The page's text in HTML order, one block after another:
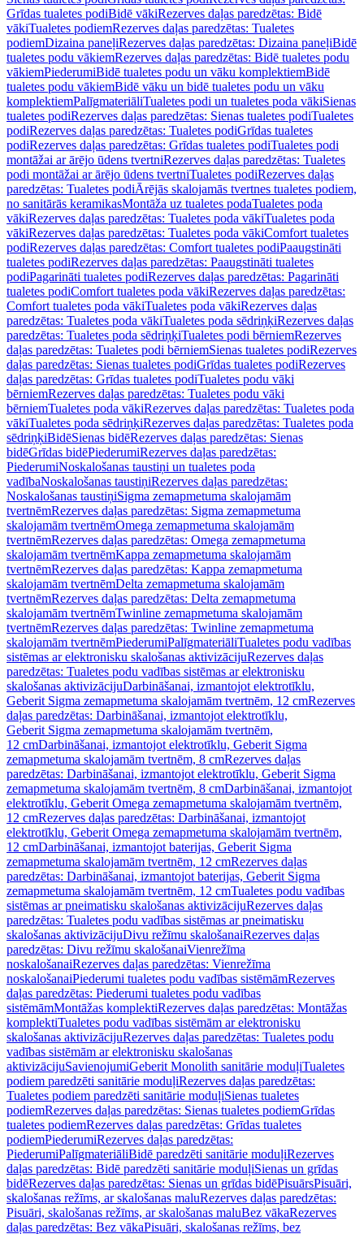
Grīdas tualetes podiBidē vākiRezerves daļas paredzētas: Bidē
vākiTualetes podiemRezerves daļas paredzētas: Tualetes
podiemDizaina paneļiRezerves daļas paredzētas: Dizaina paneļiBidē
tualetes podu vākiemRezerves daļas paredzētas: Bidē tualetes podu
vākiemPiederumiBidē tualetes podu un vāku komplektiemBidē
tualetes podu vākiemBidē vāku un bidē tualetes podu un vāku
komplektiemPalīgmateriāliTualetes podi un tualetes poda vākiSienas
tualetes podiRezerves daļas paredzētas: Sienas tualetes podiTualetes
podiRezerves daļas paredzētas: Tualetes podiGrīdas tualetes
podiRezerves daļas paredzētas: Grīdas tualetes podiTualetes podi
montāžai ar ārējo ūdens tvertniRezerves daļas paredzētas: Tualetes
podi montāžai ar ārējo ūdens tvertniTualetes podiRezerves daļas
paredzētas: Tualetes podiĀrējās skalojamās tvertnes tualetes podiem,
no sanitārās keramikasMontāža uz tualetes podaTualetes poda
vākiRezerves daļas paredzētas: Tualetes poda vākiTualetes poda
vākiRezerves daļas paredzētas: Tualetes poda vākiComfort tualetes
podiRezerves daļas paredzētas: Comfort tualetes podiPaaugstināti
tualetes podiRezerves daļas paredzētas: Paaugstināti tualetes
podiPagarināti tualetes podiRezerves daļas paredzētas: Pagarināti
tualetes podiComfort tualetes poda vākiRezerves daļas paredzētas:
Comfort tualetes poda vākiTualetes poda vākiRezerves daļas
paredzētas: Tualetes poda vākiTualetes poda sēdriņķiRezerves daļas
paredzētas: Tualetes poda sēdriņķiTualetes podi bērniemRezerves
daļas paredzētas: Tualetes podi bērniemSienas tualetes podiRezerves
daļas paredzētas: Sienas tualetes podiGrīdas tualetes podiRezerves
daļas paredzētas: Grīdas tualetes podiTualetes podu vāki
bērniemRezerves daļas paredzētas: Tualetes podu vāki
bērniemTualetes poda vākiRezerves daļas paredzētas: Tualetes poda
vākiTualetes poda sēdriņķiRezerves daļas paredzētas: Tualetes poda
sēdriņķiBidēSienas bidēRezerves daļas paredzētas: Sienas
bidēGrīdas bidēPiederumiRezerves daļas paredzētas:
PiederumiNoskalošanas taustiņi un tualetes poda
vadībaNoskalošanas taustiņiRezerves daļas paredzētas:
Noskalošanas taustiņiSigma zemapmetuma skalojamām
tvertnēmRezerves daļas paredzētas: Sigma zemapmetuma
skalojamām tvertnēmOmega zemapmetuma skalojamām
tvertnēmRezerves daļas paredzētas: Omega zemapmetuma
skalojamām tvertnēmKappa zemapmetuma skalojamām
tvertnēmRezerves daļas paredzētas: Kappa zemapmetuma
skalojamām tvertnēmDelta zemapmetuma skalojamām
tvertnēmRezerves daļas paredzētas: Delta zemapmetuma
skalojamām tvertnēmTwinline zemapmetuma skalojamām
tvertnēmRezerves daļas paredzētas: Twinline zemapmetuma
skalojamām tvertnēmPiederumiPalīgmateriāliTualetes podu vadības
sistēmas ar elektronisku skalošanas aktivizācijuRezerves daļas
paredzētas: Tualetes podu vadības sistēmas ar elektronisku
skalošanas aktivizācijuDarbināšanai, izmantojot elektrotīklu,
Geberit Sigma zemapmetuma skalojamām tvertnēm, 12 cmRezerves
daļas paredzētas: Darbināšanai, izmantojot elektrotīklu,
Geberit Sigma zemapmetuma skalojamām tvertnēm,
12 cmDarbināšanai, izmantojot elektrotīklu, Geberit Sigma
zemapmetuma skalojamām tvertnēm, 8 cmRezerves daļas
paredzētas: Darbināšanai, izmantojot elektrotīklu, Geberit Sigma
zemapmetuma skalojamām tvertnēm, 8 cmDarbināšanai, izmantojot
elektrotīklu, Geberit Omega zemapmetuma skalojamām tvertnēm,
12 cmRezerves daļas paredzētas: Darbināšanai, izmantojot
elektrotīklu, Geberit Omega zemapmetuma skalojamām tvertnēm,
12 cmDarbināšanai, izmantojot baterijas, Geberit Sigma
zemapmetuma skalojamām tvertnēm, 12 cmRezerves daļas
paredzētas: Darbināšanai, izmantojot baterijas, Geberit Sigma
zemapmetuma skalojamām tvertnēm, 12 cmTualetes podu vadības
sistēmas ar pneimatisku skalošanas aktivizācijuRezerves daļas
paredzētas: Tualetes podu vadības sistēmas ar pneimatisku
skalošanas aktivizācijuDivu režīmu skalošanaiRezerves daļas
paredzētas: Divu režīmu skalošanaiVienrežīma
noskalošanaiRezerves daļas paredzētas: Vienrežīma
noskalošanaiPiederumi tualetes podu vadības sistēmāmRezerves
daļas paredzētas: Piederumi tualetes podu vadības
sistēmāmMontāžas komplektiRezerves daļas paredzētas: Montāžas
komplektiTualetes podu vadības sistēmām ar elektronisku
skalošanas aktivizācijuRezerves daļas paredzētas: Tualetes podu
vadības sistēmām ar elektronisku skalošanas
aktivizācijuSavienojumiGeberit Monolith sanitārie moduļiTualetes
podiem paredzēti sanitārie moduļiRezerves daļas paredzētas:
Tualetes podiem paredzēti sanitārie moduļiSienas tualetes
podiemRezerves daļas paredzētas: Sienas tualetes podiemGrīdas
tualetes podiemRezerves daļas paredzētas: Grīdas tualetes
podiemPiederumiRezerves daļas paredzētas:
PiederumiPalīgmateriāliBidē paredzēti sanitārie moduļiRezerves
daļas paredzētas: Bidē paredzēti sanitārie moduļiSienas un grīdas
bidēRezerves daļas paredzētas: Sienas un grīdas bidēPisuārsPisuāri,
skalošanas režīms, ar skalošanas maluRezerves daļas paredzētas:
Pisuāri, skalošanas režīms, ar skalošanas maluBez vākaRezerves
daļas paredzētas: Bez vākaPisuāri, skalošanas režīms, bez